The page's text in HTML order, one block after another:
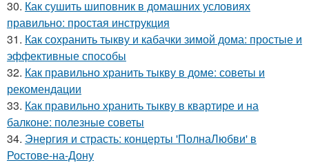
30. Как сушить шиповник в домашних условиях
правильно: простая инструкция
31. Как сохранить тыкву и кабачки зимой дома: простые и
эффективные способы
32. Как правильно хранить тыкву в доме: советы и
рекомендации
33. Как правильно хранить тыкву в квартире и на
балконе: полезные советы
34. Энергия и страсть: концерты 'ПолнаЛюбви' в
Ростове-на-Дону